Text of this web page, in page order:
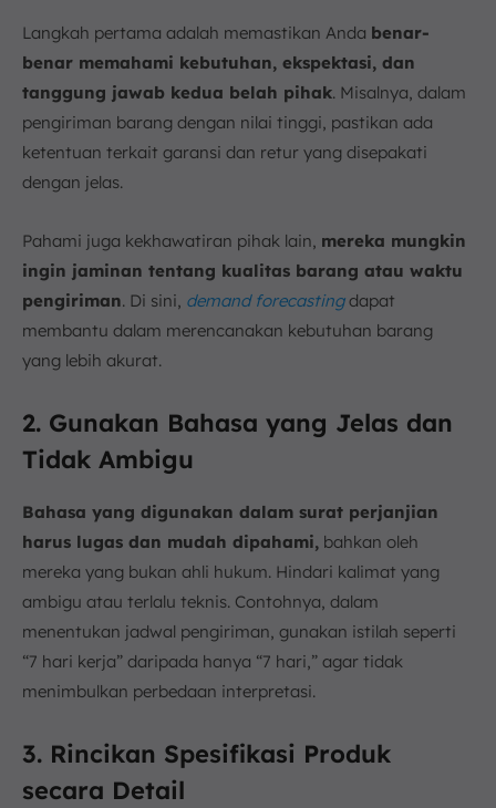
Langkah pertama adalah memastikan Anda benar-
benar memahami kebutuhan, ekspektasi, dan
tanggung jawab kedua belah pihak. Misalnya, dalam
pengiriman barang dengan nilai tinggi, pastikan ada
ketentuan terkait garansi dan retur yang disepakati
dengan jelas.
Pahami juga kekhawatiran pihak lain, mereka mungkin
ingin jaminan tentang kualitas barang atau waktu
pengiriman. Di sini, demand forecastingdapat
membantu dalam merencanakan kebutuhan barang
yang lebih akurat.
2. Gunakan Bahasa yang Jelas dan
Tidak Ambigu
Bahasa yang digunakan dalam surat perjanjian
harus lugas dan mudah dipahami, bahkan oleh
mereka yang bukan ahli hukum. Hindari kalimat yang
ambigu atau terlalu teknis. Contohnya, dalam
menentukan jadwal pengiriman, gunakan istilah seperti
“7 hari kerja” daripada hanya “7 hari,” agar tidak
menimbulkan perbedaan interpretasi.
3. Rincikan Spesifikasi Produk
secara Detail